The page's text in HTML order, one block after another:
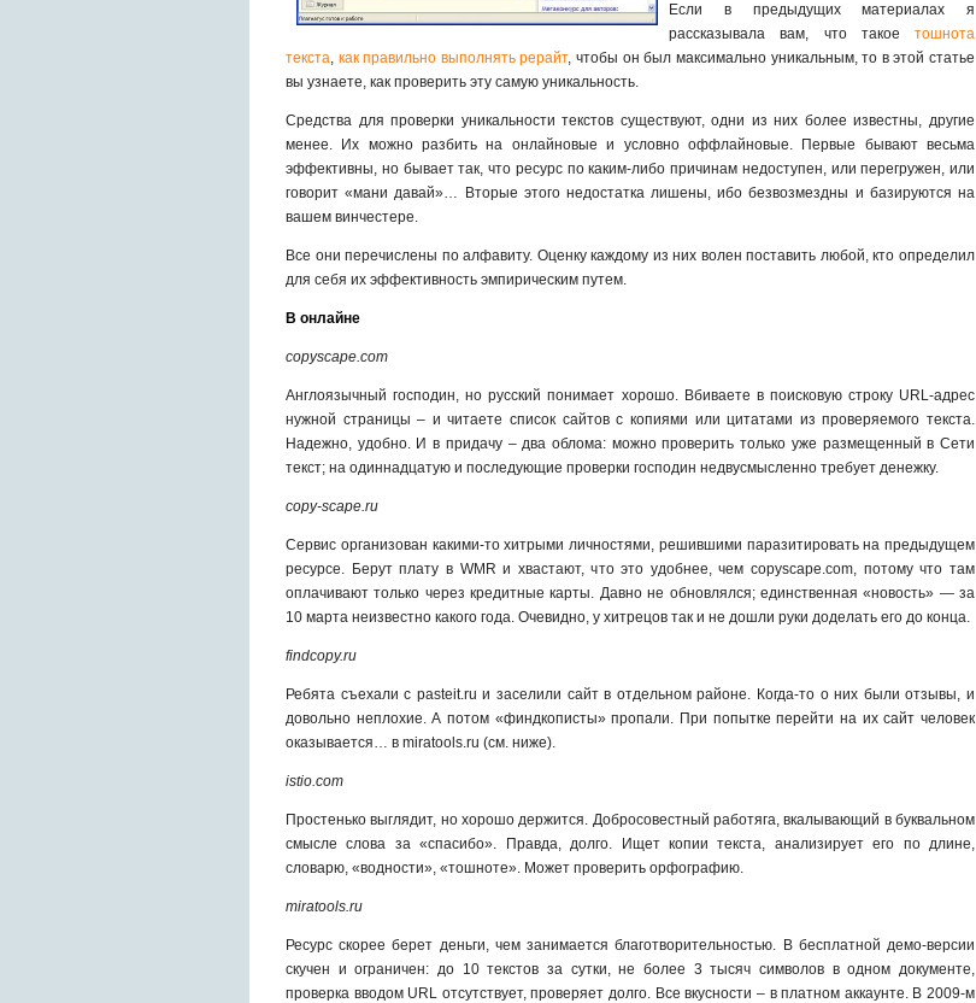
Если в предыдущих материалах я
рассказывала вам, что такое тошнота
текста, как правильно выполнять рерайт, чтобы он был максимально уникальным, то в этой статье
вы узнаете, как проверить эту самую уникальность.
Средства для проверки уникальности текстов существуют, одни из них более известны, другие
менее. Их можно разбить на онлайновые и условно оффлайновые. Первые бывают весьма
эффективны, но бывает так, что ресурс по каким-либо причинам недоступен, или перегружен, или
говорит «мани давай»… Вторые этого недостатка лишены, ибо безвозмездны и базируются на
вашем винчестере.
Все они перечислены по алфавиту. Оценку каждому из них волен поставить любой, кто определил
для себя их эффективность эмпирическим путем.
В онлайне
copyscape.com
Англоязычный господин, но русский понимает хорошо. Вбиваете в поисковую строку URL-адрес
нужной страницы – и читаете список сайтов с копиями или цитатами из проверяемого текста.
Надежно, удобно. И в придачу – два облома: можно проверить только уже размещенный в Сети
текст; на одиннадцатую и последующие проверки господин недвусмысленно требует денежку.
copy-scape.ru
Сервис организован какими-то хитрыми личностями, решившими паразитировать на предыдущем
ресурсе. Берут плату в WMR и хвастают, что это удобнее, чем copyscape.com, потому что там
оплачивают только через кредитные карты. Давно не обновлялся; единственная «новость» — за
10 марта неизвестно какого года. Очевидно, у хитрецов так и не дошли руки доделать его до конца.
findcopy.ru
Ребята съехали с pasteit.ru и заселили сайт в отдельном районе. Когда-то о них были отзывы, и
довольно неплохие. А потом «финдкописты» пропали. При попытке перейти на их сайт человек
оказывается… в miratools.ru (см. ниже).
istio.com
Простенько выглядит, но хорошо держится. Добросовестный работяга, вкалывающий в буквальном
смысле слова за «спасибо». Правда, долго. Ищет копии текста, анализирует его по длине,
словарю, «водности», «тошноте». Может проверить орфографию.
miratools.ru
Ресурс скорее берет деньги, чем занимается благотворительностью. В бесплатной демо-версии
скучен и ограничен: до 10 текстов за сутки, не более 3 тысяч символов в одном документе,
проверка вводом URL отсутствует, проверяет долго. Все вкусности – в платном аккаунте. В 2009-м